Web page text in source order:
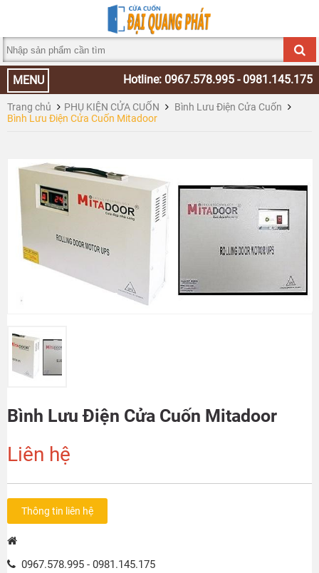
MENU Hotline: 0967.578.995 - 0981.145.175
Trang chủ PHỤ KIỆN CỬA CUỐN
Bình Lưu Điện Cửa Cuốn
Bình Lưu Điện Cửa Cuốn Mitadoor
Bình Lưu Điện Cửa Cuốn Mitadoor
Liên hệ
Thông tin liên hệ
0967.578.995 - 0981.145.175